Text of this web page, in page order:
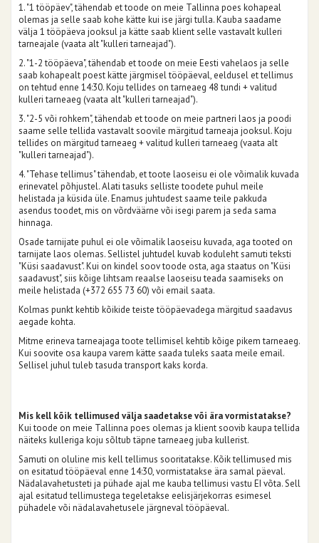
1. "1 tööpäev", tähendab et toode on meie Tallinna poes kohapeal
olemas ja selle saab kohe kätte kui ise järgi tulla. Kauba saadame
välja 1 tööpäeva jooksul ja kätte saab klient selle vastavalt kulleri
tarneajale (vaata alt "kulleri tarneajad").
2. "1-2 tööpäeva", tähendab et toode on meie Eesti vahelaos ja selle
saab kohapealt poest kätte järgmisel tööpäeval, eeldusel et tellimus
on tehtud enne 14:30. Koju tellides on tarneaeg 48 tundi + valitud
kulleri tarneaeg (vaata alt "kulleri tarneajad").
3. "2-5 või rohkem", tähendab et toode on meie partneri laos ja poodi
saame selle tellida vastavalt soovile märgitud tarneaja jooksul. Koju
tellides on märgitud tarneaeg + valitud kulleri tarneaeg (vaata alt
"kulleri tarneajad").
4. "Tehase tellimus" tähendab, et toote laoseisu ei ole võimalik kuvada
erinevatel põhjustel. Alati tasuks selliste toodete puhul meile
helistada ja küsida üle. Enamus juhtudest saame teile pakkuda
asendus toodet, mis on võrdväärne või isegi parem ja seda sama
hinnaga.
Osade tarnijate puhul ei ole võimalik laoseisu kuvada, aga tooted on
tarnijate laos olemas. Sellistel juhtudel kuvab koduleht samuti teksti
"Küsi saadavust". Kui on kindel soov toode osta, aga staatus on "Küsi
saadavust", siis kõige lihtsam reaalse laoseisu teada saamiseks on
meile helistada (+372 655 73 60) või email saata.
Kolmas punkt kehtib kõikide teiste tööpäevadega märgitud saadavus
aegade kohta.
Mitme erineva tarneajaga toote tellimisel kehtib kõige pikem tarneaeg.
Kui soovite osa kaupa varem kätte saada tuleks saata meile email.
Sellisel juhul tuleb tasuda transport kaks korda.
Mis kell kõik tellimused välja saadetakse või ära vormistatakse?
Kui toode on meie Tallinna poes olemas ja klient soovib kaupa tellida
näiteks kulleriga koju sõltub täpne tarneaeg juba kullerist.
Samuti on oluline mis kell tellimus sooritatakse. Kõik tellimused mis
on esitatud tööpäeval enne 14:30, vormistatakse ära samal päeval.
Nädalavahetusteti ja pühade ajal me kauba tellimusi vastu EI võta. Sell
ajal esitatud tellimustega tegeletakse eelisjärjekorras esimesel
pühadele või nädalavahetusele järgneval tööpäeval.